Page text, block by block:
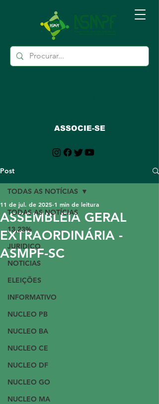
ASSOCIE-SE
Post
TODAS AS NOTÍCIAS
13,23%
JURIDICO
NOTICIAS
ELEIÇÕES
INFORMATIVO
NUCLEO PB
NUCLEO BA
NUCLEO CE
NUCLEO DF
NUCLEO GO
NUCLEO MA
TODAS AS NOTÍCIAS
ASSEMBLEIA GERAL
EXTRAORDINÁRIA -
ASMPF-SC
11 de jul. de 2025 1 min de leitura